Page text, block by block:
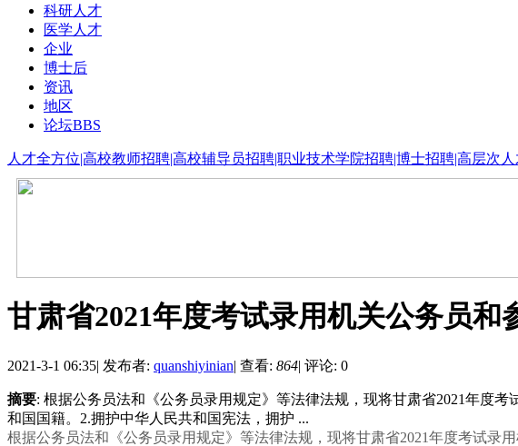
科研人才
医学人才
企业
博士后
资讯
地区
论坛BBS
人才全方位|高校教师招聘|高校辅导员招聘|职业技术学院招聘|博士招聘|高层次
甘肃省2021年度考试录用机关公务员
2021-3-1 06:35| 发布者: quanshiyinian| 查看: 864| 评论: 0
摘要: 根据公务员法和《公务员录用规定》等法律法规，现将甘肃省2021年度
和国国籍。2.拥护中华人民共和国宪法，拥护 ...
根据公务员法和《公务员录用规定》等法律法规，现将甘肃省2021年度考试录